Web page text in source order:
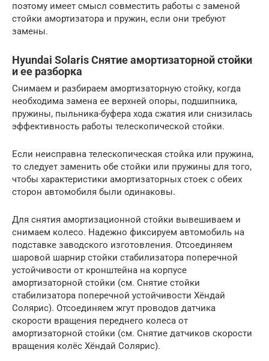
поэтому имеет смысл совместить работы с заменой
стойки амортизатора и пружин, если они требуют
замены.
Hyundai Solaris Снятие амортизаторной стойки
и ее разборка
Снимаем и разбираем амортизаторную стойку, когда
необходима замена ее верхней опоры, подшипника,
пружины, пыльника-буфера хода сжатия или снизилась
эффективность работы телескопической стойки.
Если неисправна телескопическая стойка или пружина,
то следует заменить обе стойки или пружины для того,
чтобы характеристики амортизаторных стоек с обеих
сторон автомобиля были одинаковы.
Для снятия амортизационной стойки вывешиваем и
снимаем колесо. Надежно фиксируем автомобиль на
подставке заводского изготовления. Отсоединяем
шаровой шарнир стойки стабилизатора поперечной
устойчивости от кронштейна на корпусе
амортизаторной стойки (см. Снятие стойки
стабилизатора поперечной устойчивости Хёндай
Солярис). Отсоединяем жгут проводов датчика
скорости вращения переднего колеса от
амортизаторной стойки (см. Снятие датчиков скорости
вращения колёс Хёндай Солярис).